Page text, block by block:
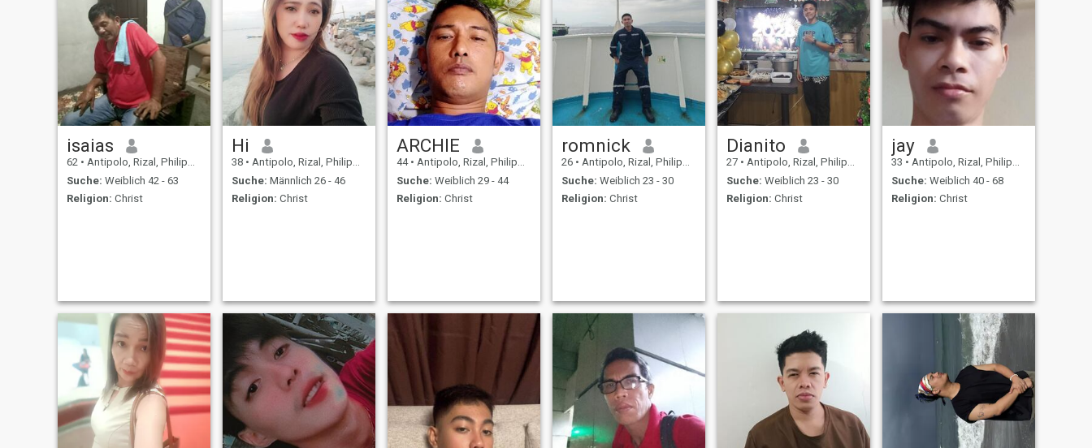
isaias
62 • Antipolo, Rizal, Philippinen
Suche: Weiblich 42 - 63
Religion: Christ
Hi
38 • Antipolo, Rizal, Philippinen
Suche: Männlich 26 - 46
Religion: Christ
ARCHIE
44 • Antipolo, Rizal, Philippinen
Suche: Weiblich 29 - 44
Religion: Christ
romnick
26 • Antipolo, Rizal, Philippinen
Suche: Weiblich 23 - 30
Religion: Christ
Dianito
27 • Antipolo, Rizal, Philippinen
Suche: Weiblich 23 - 30
Religion: Christ
jay
33 • Antipolo, Rizal, Philippinen
Suche: Weiblich 40 - 68
Religion: Christ